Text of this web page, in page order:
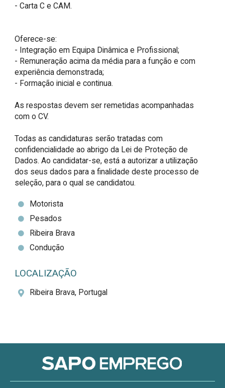
- Carta C e CAM.
Oferece-se:
- Integração em Equipa Dinâmica e Profissional;
- Remuneração acima da média para a função e com
experiência demonstrada;
- Formação inicial e continua.
As respostas devem ser remetidas acompanhadas
com o CV.
Todas as candidaturas serão tratadas com
confidencialidade ao abrigo da Lei de Proteção de
Dados. Ao candidatar-se, está a autorizar a utilização
dos seus dados para a finalidade deste processo de
seleção, para o qual se candidatou.
Motorista
Pesados
Ribeira Brava
Condução
LOCALIZAÇÃO
Ribeira Brava, Portugal